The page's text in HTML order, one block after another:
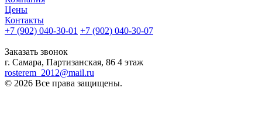
Цены
Контакты
+7 (902) 040-30-01 +7 (902) 040-30-07
Заказать звонок
г. Самара, Партизанская, 86 4 этаж
rosterem_2012@mail.ru
© 2026 Все права защищены.